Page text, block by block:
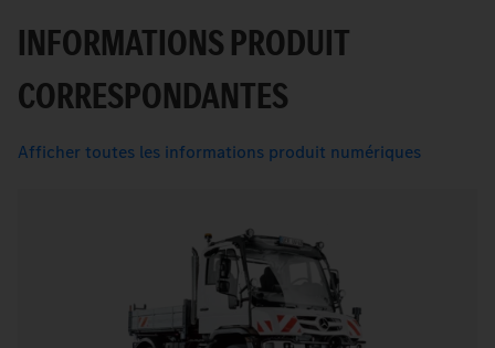
INFORMATIONS PRODUIT
CORRESPONDANTES
Afficher toutes les informations produit numériques